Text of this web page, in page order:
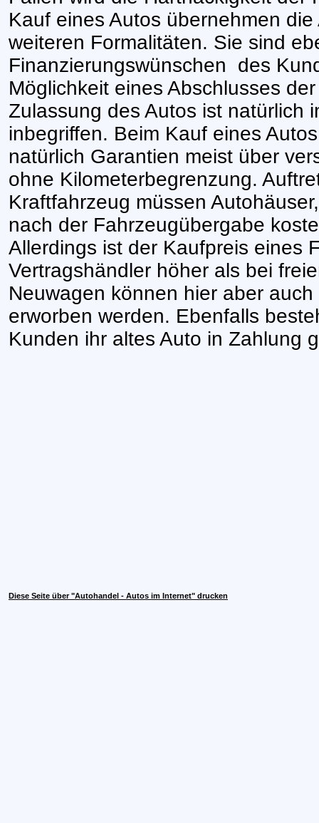
Kauf eines Autos übernehmen
weiteren Formalitäten. Sie sind
Finanzierungswünschen
des
Möglichkeit eines Abschlusses
Zulassung des Autos ist natürlich
inbegriffen. Beim Kauf eines
natürlich Garantien meist über
ohne Kilometerbegrenzung.
Kraftfahrzeug müssen
nach der Fahrzeugübergabe
Allerdings ist der Kaufpreis eines
Vertragshändler höher als bei
Neuwagen können hier aber
erworben werden. Ebenfalls
Kunden ihr altes Auto in Zahlung
Diese Seite über "Autohandel - Autos im Internet" drucken